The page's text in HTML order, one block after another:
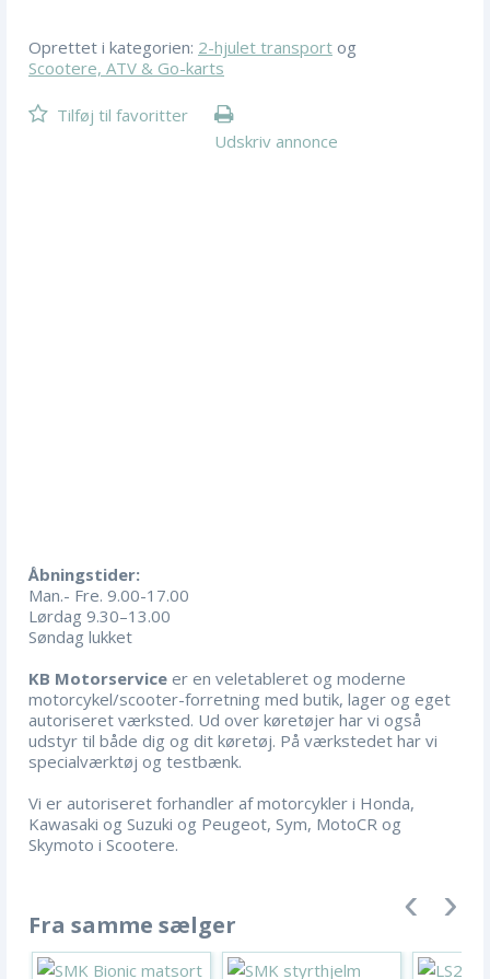
Oprettet i kategorien: 2-hjulet transport og
Scootere, ATV & Go-karts
Tilføj til favoritter
Udskriv annonce
Åbningstider:
Man.- Fre. 9.00-17.00
Lørdag 9.30–13.00
Søndag lukket
KB Motorservice er en veletableret og moderne
motorcykel/scooter-forretning med butik, lager og eget
autoriseret værksted. Ud over køretøjer har vi også
udstyr til både dig og dit køretøj. På værkstedet har vi
specialværktøj og testbænk.
Vi er autoriseret forhandler af motorcykler i Honda,
Kawasaki og Suzuki og Peugeot, Sym, MotoCR og
Skymoto i Scootere.
Fra samme sælger